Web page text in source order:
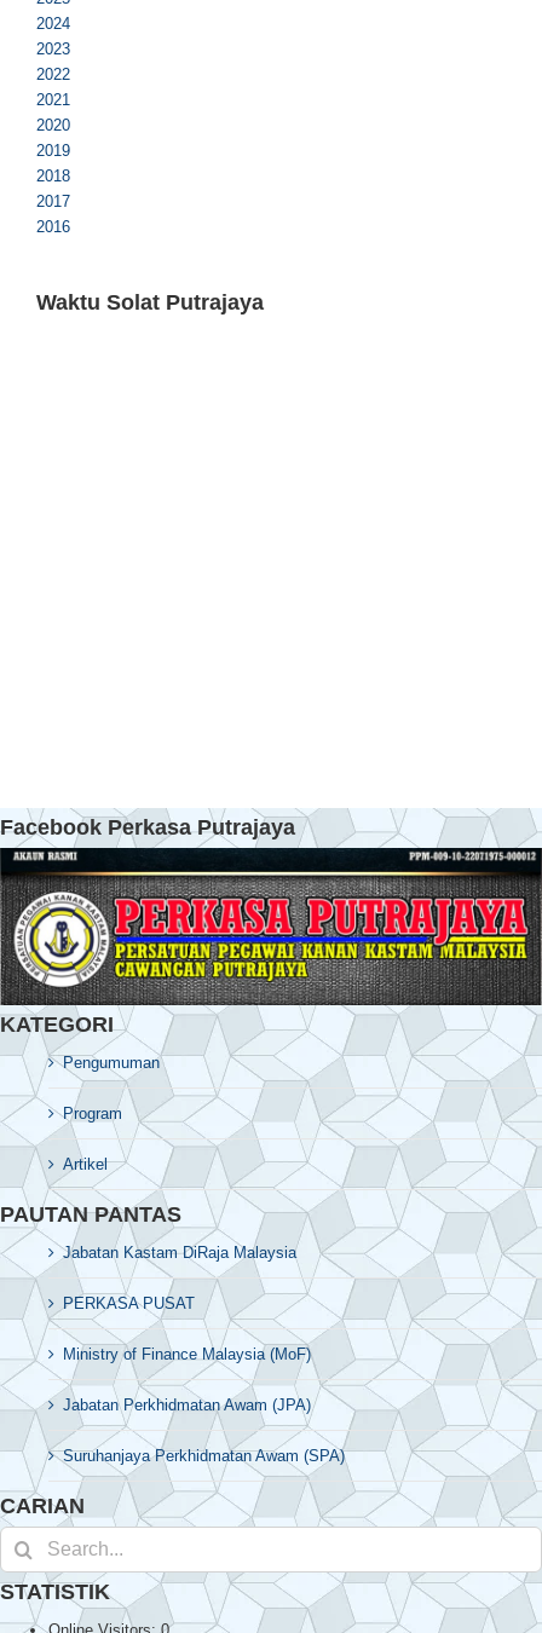
2024
2023
2022
2021
2020
2019
2018
2017
2016
Waktu Solat Putrajaya
Facebook Perkasa Putrajaya
KATEGORI
Pengumuman
Program
Artikel
PAUTAN PANTAS
Jabatan Kastam DiRaja Malaysia
PERKASA PUSAT
Ministry of Finance Malaysia (MoF)
Jabatan Perkhidmatan Awam (JPA)
Suruhanjaya Perkhidmatan Awam (SPA)
CARIAN
Search
for:
STATISTIK